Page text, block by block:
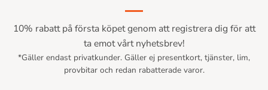
10% rabatt på första köpet genom att registrera dig för att
ta emot vårt nyhetsbrev!
*Gäller endast privatkunder. Gäller ej presentkort, tjänster, lim,
provbitar och redan rabatterade varor.